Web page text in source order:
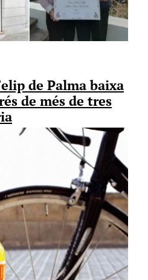
de Palma baixa
de més de tres